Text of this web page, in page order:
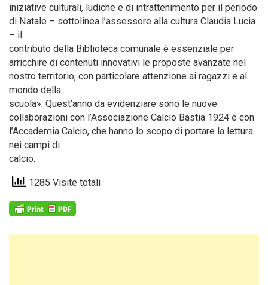
iniziative culturali, ludiche e di intrattenimento per il periodo
di Natale – sottolinea l’assessore alla cultura Claudia Lucia
– il
contributo della Biblioteca comunale è essenziale per
arricchire di contenuti innovativi le proposte avanzate nel
nostro territorio, con particolare attenzione ai ragazzi e al
mondo della
scuola». Quest’anno da evidenziare sono le nuove
collaborazioni con l’Associazione Calcio Bastia 1924 e con
l’Accademia Calcio, che hanno lo scopo di portare la lettura
nei campi di
calcio.
1285 Visite totali